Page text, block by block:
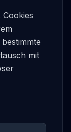
Cookies
mit